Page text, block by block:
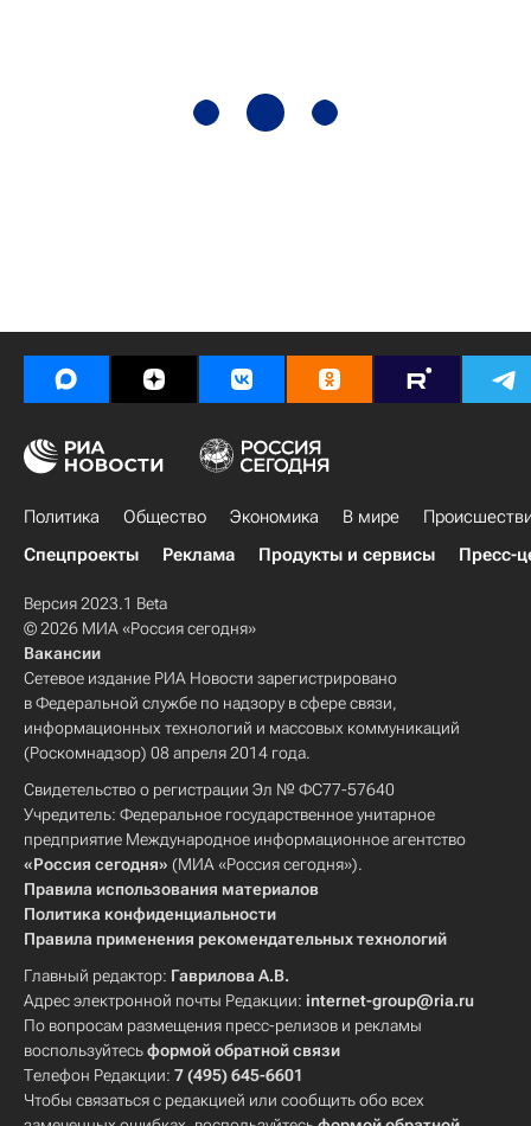
Политика Общество Экономика В мире
Спецпроекты
Реклама Продукты и сервисы Пресс-
Версия 2023.1 Beta
© 2026 МИА «Россия сегодня»
Вакансии
Сетевое издание РИА Новости зарегистрировано
в Федеральной службе по надзору в сфере связи,
информационных технологий и массовых коммуникаций
(Роскомнадзор) 08 апреля 2014 года.
Свидетельство о регистрации Эл № ФС77-57640
Учредитель: Федеральное государственное унитарное
предприятие Международное информационное агентство
«Россия сегодня» (МИА «Россия сегодня»).
Правила использования материалов
Политика конфиденциальности
Правила применения рекомендательных технологий
Главный редактор: Гаврилова А.В.
Адрес электронной почты Редакции: internet-group@ria.ru
По вопросам размещения пресс-релизов и рекламы
воспользуйтесьформой обратной связи
Телефон Редакции: 7 (495) 645-6601
Чтобы связаться с редакцией или сообщить обо всех